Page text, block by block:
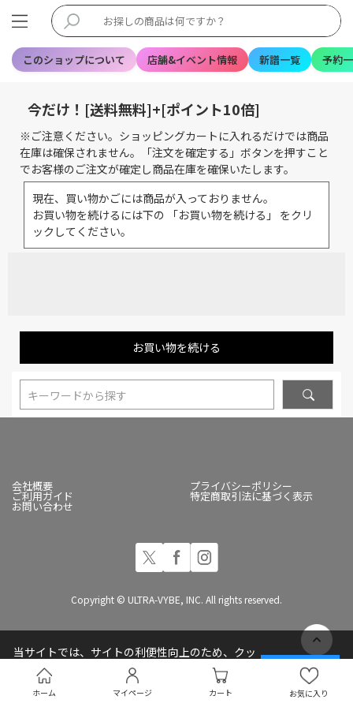
このショップについて 店舗&イベント情報 新譜一覧 予約
ホーム マイページ カート お気に入り
今だけ！[送料無料]+[ポイント10倍]
※ご注意ください。ショッピングカートに入れるだけでは商品
在庫は確保されません。「注文を確定する」ボタンを押すこと
でお客様のご注文が確定し商品在庫を確保いたします。
現在、買い物かごには商品が入っておりません。
お買い物を続けるには下の 「お買い物を続ける」 をクリ
ックしてください。
お買い物を続ける
キーワードから探す
会社概要 プライバシーポリシー
ご利用ガイド 特定商取引法に基づく表示
お問い合わせ
Copyright © ULTRA-VYBE, INC. All rights reserved.
当サイトでは、サイトの利便性向上のため、クッ
キー(Cookie)を使用しています
プライバシーポリシー
承諾する